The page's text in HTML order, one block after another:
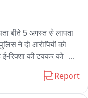
बीते 5 अगस्त से लापता
ने दो आरोपियों को
रिक्शा की टक्कर को
लगाते हुए परिजनों Report